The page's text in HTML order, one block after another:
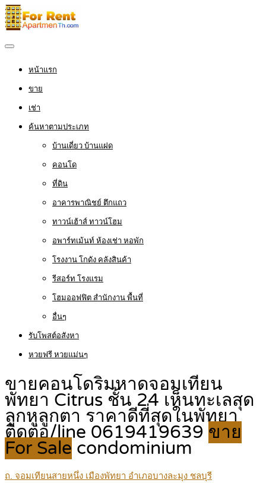
หน้าแรก
ขาย
เช่า
ค้นหาตามประเภท
บ้านเดี่ยว บ้านแฝด
คอนโด
ที่ดิน
อาคารพาณิชย์ ตึกแถว
ทาวน์เฮ้าส์ ทาวน์โฮม
อพาร์ทเม้นท์ ห้องเช่า หอพัก
โรงงาน โกดัง คลังสินค้า
รีสอร์ท โรงแรม
โฮมออฟฟิต สำนักงาน พื้นที่
อื่นๆ
รับโพสต์อสังหา
หวยฟรี หวยแม่นๆ
ขายคอนโดริมหาดจอมเทียน
พัทยา Citrus ชั้น 24 เห็นทะเลสุด
ลูกหูลูกตา ราคาดีที่สุดในพัทยา
ติดต่อ/line 0619419639 ขาย
For Sale condominium
ถ. จอมเทียนสายหนึ่ง เมืองพัทยา อำเภอบางละมุง ชลบุรี